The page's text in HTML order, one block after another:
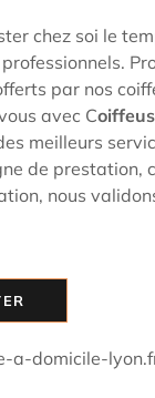
chez soi le
par nos
avec C
meilleurs
de prestation,
nous
a-domicile-